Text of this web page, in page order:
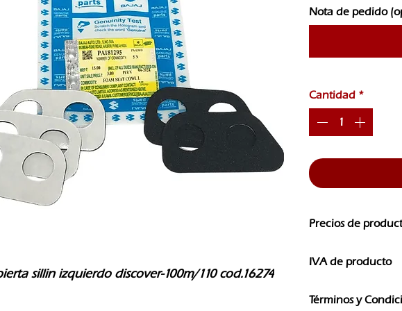
sillin izquierdo discover-100m/110 cod.16274
Nota de pedido
Cantidad *
Precios de
CAMBIOS SIN
IVA de producto
IVA
Términos y